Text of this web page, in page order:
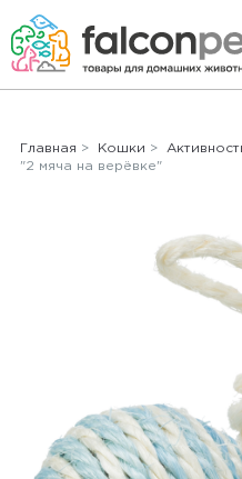
Главная > Кошки >
"2 мяча на верёвке"